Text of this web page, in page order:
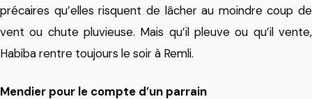
précaires qu’elles risquent de lâcher au moindre coup de
vent ou chute pluvieuse. Mais qu’il pleuve ou qu’il vente,
Habiba rentre toujours le soir à Remli.
Mendier pour le compte d’un parrain